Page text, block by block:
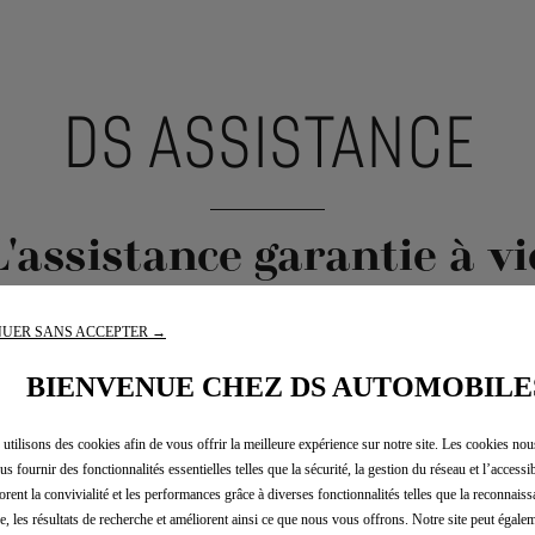
DS ASSISTANCE
garantie à
SANS ACCEPTER →
BIENVENUE CHEZ DS
des cookies afin de vous offrir la meilleure expérience sur notre site. Les cookies
fournir des fonctionnalités essentielles telles que la sécurité, la gestion du réseau et
la convivialité et les performances grâce à diverses fonctionnalités telles que la
les résultats de recherche et améliorent ainsi ce que nous vous offrons. Notre site peut